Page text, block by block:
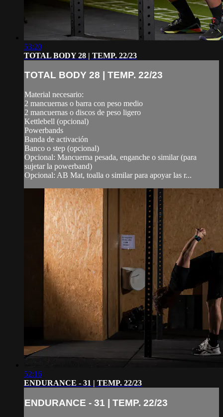
53:20
TOTAL BODY 28 | TEMP. 22/23
TOTAL BODY 28 | TEMP. 22/23
Material necesario:
2 mancuernas o barra con peso medio
2 mancuernas o discos de peso ligero
Kettlebell (opcional)
Powerbands
Banda de activación
Banco o step (opcional)
Opcional: Mancuerna pesada, enganche o similar (para
sujetar la powerband)
Opcional: AB Mat, toalla o similar para apoyar las r...
52:16
ENDURANCE - 31 | TEMP. 22/23
ENDURANCE - 31 | TEMP. 22/23